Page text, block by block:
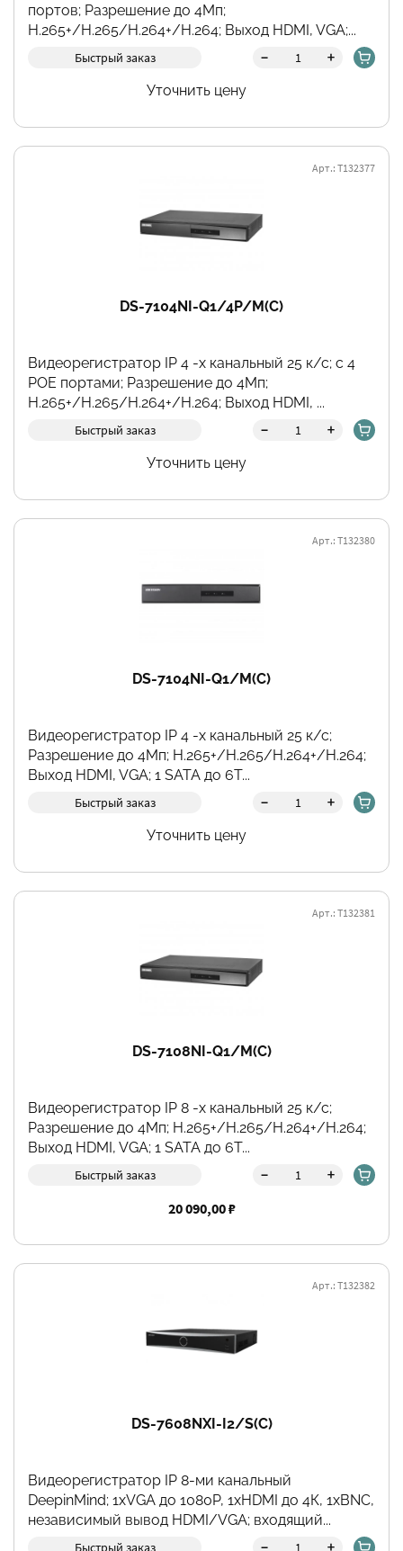
портов; Разрешение до 4Мп;
H.265+/H.265/H.264+/H.264; Выход HDMI, VGA;...
Быстрый заказ - +
Уточнить цену
DS-7104NI-Q1/4P/M(C)
Арт.: Т132377
Видеорегистратор IP 4 -х канальный 25 к/с; с 4
POE портами; Разрешение до 4Мп;
H.265+/H.265/H.264+/H.264; Выход HDMI, ...
Быстрый заказ - +
Уточнить цену
DS-7104NI-Q1/M(C)
Арт.: Т132380
Видеорегистратор IP 4 -х канальный 25 к/с;
Разрешение до 4Мп; H.265+/H.265/H.264+/H.264;
Выход HDMI, VGA; 1 SATA до 6Т...
Быстрый заказ - +
Уточнить цену
DS-7108NI-Q1/M(C)
Арт.: Т132381
Видеорегистратор IP 8 -х канальный 25 к/с;
Разрешение до 4Мп; H.265+/H.265/H.264+/H.264;
Выход HDMI, VGA; 1 SATA до 6Т...
Быстрый заказ - +
20 090,00 ₽
DS-7608NXI-I2/S(С)
Арт.: Т132382
Видеорегистратор IP 8-ми канальный
DeepinMind; 1хVGA до 1080Р, 1хHDMI до 4К, 1хBNC,
независимый вывод HDMI/VGA; входящий...
Быстрый заказ -
Фильтры